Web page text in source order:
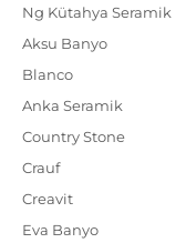
Ng Kütahya Seramik
Aksu Banyo
Blanco
Anka Seramik
Country Stone
Crauf
Creavit
Eva Banyo